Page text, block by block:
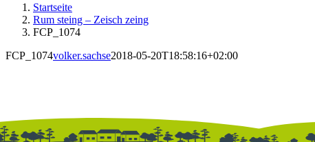
Startseite
Rum steing – Zeisch zeing
FCP_1074
FCP_1074volker.sachse2018-05-20T18:58:16+02:00